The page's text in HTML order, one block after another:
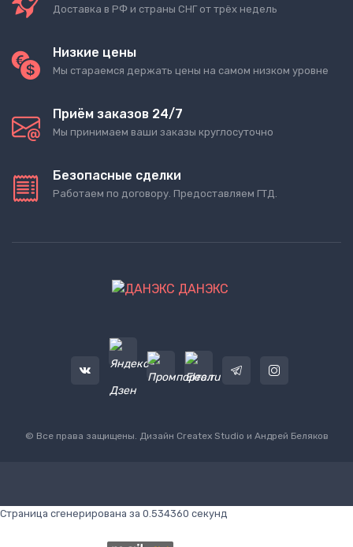
Доставка в РФ и страны СНГ от трёх недель
Низкие цены
Мы стараемся держать цены на самом низком уровне
Приём заказов 24/7
Мы принимаем ваши заказы круглосуточно
Безопасные сделки
Работаем по договору. Предоставляем ГТД.
ДАНЭКС
© Все права защищены. Дизайн Createx Studio и Андрей Беляков
Страница сгенерирована за 0.534360 секунд